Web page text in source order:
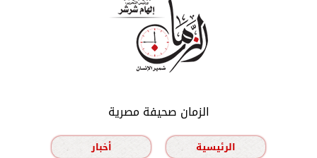
الزمان صحيفة مصرية
الرئيسية
أخبار